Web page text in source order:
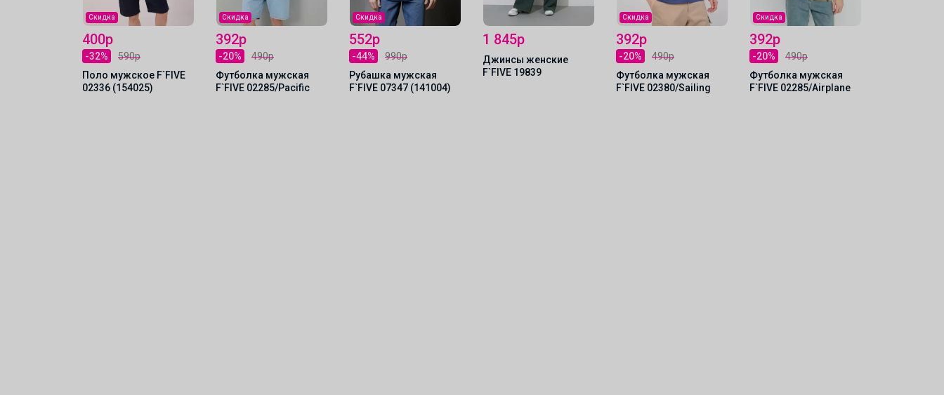
Скидка
400р
-32%
590р
Поло мужское F`FIVE
02336 (154025)
Скидка
392р
-20%
490р
Футболка мужская
F`FIVE 02285/Pacific
Скидка
552р
-44%
990р
Рубашка мужская
F`FIVE 07347 (141004)
1 845р
Джинсы женские
F`FIVE 19839
Скидка
392р
-20%
490р
Футболка мужская
F`FIVE 02380/Sailing
Скидка
392р
-20%
490р
Футболка мужская
F`FIVE 02285/Airplane